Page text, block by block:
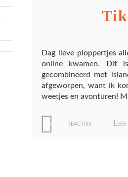
Dag lieve ploppertjes
online kwamen. Dit
gecombineerd met
afgeworpen, want ik
weetjes en avonturen!
0 reacties